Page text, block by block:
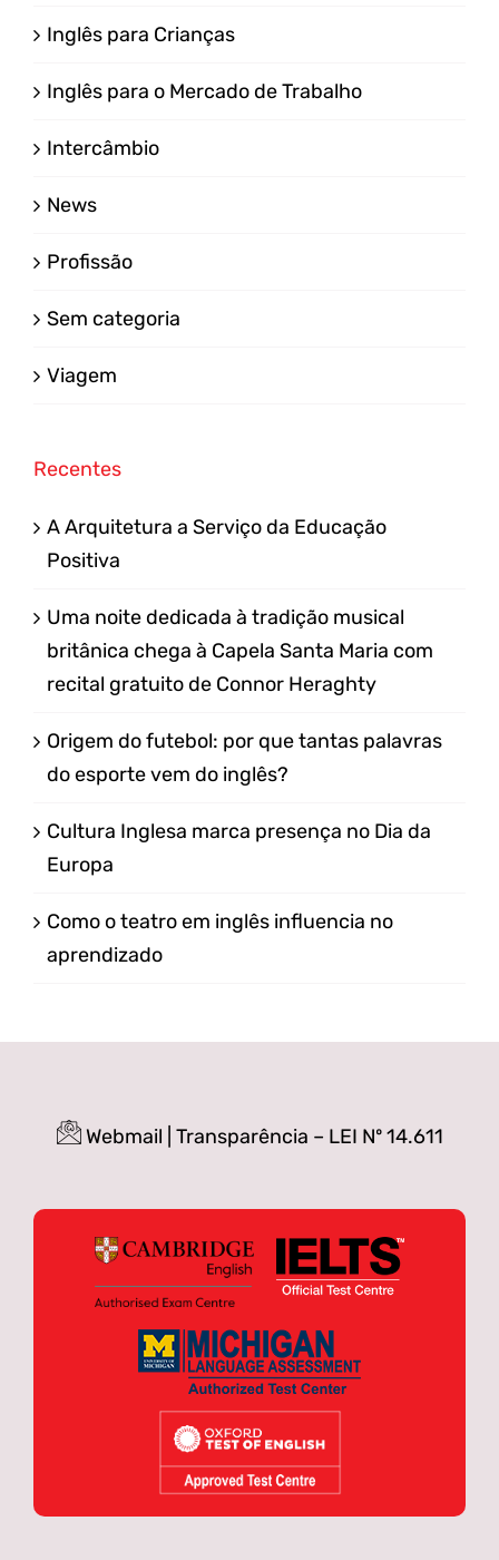
Inglês para Crianças
Inglês para o Mercado de Trabalho
Intercâmbio
News
Profissão
Sem categoria
Viagem
Recentes
A Arquitetura a Serviço da Educação
Positiva
Uma noite dedicada à tradição musical
britânica chega à Capela Santa Maria com
recital gratuito de Connor Heraghty
Origem do futebol: por que tantas palavras
do esporte vem do inglês?
Cultura Inglesa marca presença no Dia da
Europa
Como o teatro em inglês influencia no
aprendizado
Webmail Transparência – LEI Nº 14.611